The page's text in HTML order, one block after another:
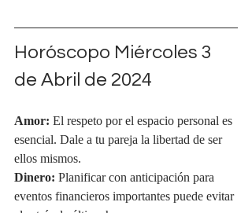
Horóscopo Miércoles 3
de Abril de 2024
Amor: El respeto por el espacio personal es
esencial. Dale a tu pareja la libertad de ser
ellos mismos.
Dinero: Planificar con anticipación para
eventos financieros importantes puede evitar